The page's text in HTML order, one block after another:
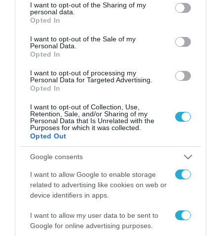
not limited to your visit or usage behaviour. You may click to
grant or deny consent to Google and its third-party tags to
use your data for below specified purposes in below Google
consent section.
I want to opt-out of the Sharing of my
personal data.
Opted In
I want to opt-out of the Sale of my
Personal Data.
Opted In
I want to opt-out of processing my
Personal Data for Targeted Advertising.
Opted In
I want to opt-out of Collection, Use,
Retention, Sale, and/or Sharing of my
Personal Data that Is Unrelated with the
Purposes for which it was collected.
Opted Out
Google consents
I want to allow Google to enable storage
related to advertising like cookies on web or
device identifiers in apps.
I want to allow my user data to be sent to
Google for online advertising purposes.
ΡΟΗ ΕΙΔΗΣΕΩΝ
Το χρηματοδοτούμενο
από την ΕΕ έργο “The
Gaming Police”
ενισχύει την ασφάλεια
των παιδιών στο
διαδίκτυο
31.07.2026
ΑΑΔΕ: Διευκρινίσεις
για τα πρόστιμα σε